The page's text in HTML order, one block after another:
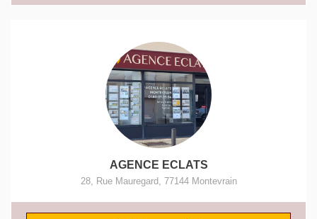
AGENCE ECLATS
28, Rue Mauregard 77144 Montevrain